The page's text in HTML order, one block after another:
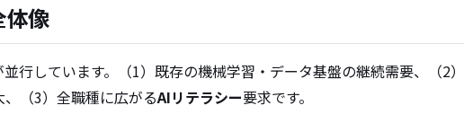
体像
並行しています。（1）既存の機械学習・データ基盤の継続需要、（2
（3）全職種に広がるAIリテラシー要求です。